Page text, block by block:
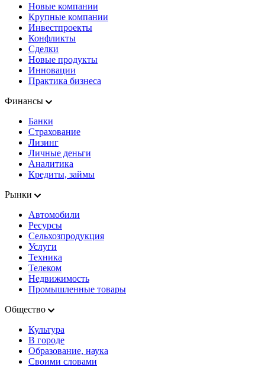
Новые компании
Крупные компании
Инвестпроекты
Конфликты
Сделки
Новые продукты
Инновации
Практика бизнеса
Финансы
Банки
Страхование
Лизинг
Личные деньги
Аналитика
Кредиты, займы
Рынки
Автомобили
Ресурсы
Сельхозпродукция
Услуги
Техника
Телеком
Недвижимость
Промышленные товары
Общество
Культура
В городе
Образование, наука
Своими словами